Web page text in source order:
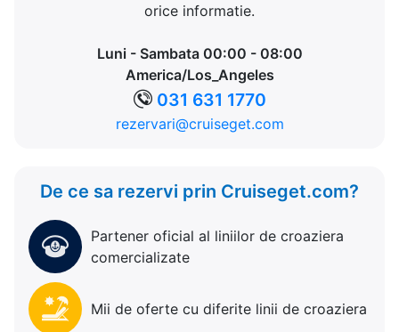
orice informatie.
Luni - Sambata 00:00 - 08:00
America/Los_Angeles
031 631 1770
rezervari@cruiseget.com
De ce sa rezervi prin Cruiseget.com?
Partener oficial al liniilor de croaziera
comercializate
Mii de oferte cu diferite linii de croaziera